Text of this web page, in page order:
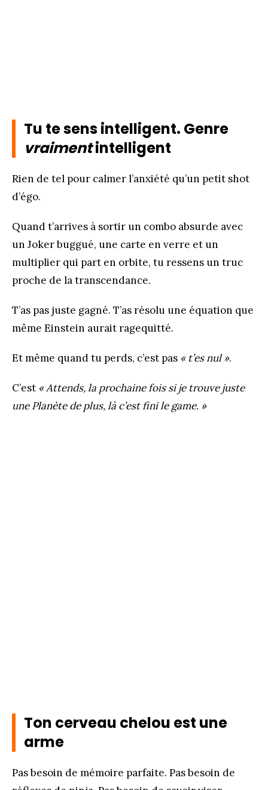
Tu te sens intelligent. Genre
vraimentintelligent
Rien de tel pour calmer l’anxiété qu’un petit shot
d’égo.
Quand t’arrives à sortir un combo absurde avec
un Joker buggué, une carte en verre et un
multiplier qui part en orbite, tu ressens un truc
proche de la transcendance.
T’as pas juste gagné. T’as résolu une équation que
même Einstein aurait ragequitté.
Et même quand tu perds, c’est pas « t’es nul ».
C’est « Attends, la prochaine fois si je trouve juste
une Planète de plus, là c’est fini le game. »
Ton cerveau chelou est une
arme
Pas besoin de mémoire parfaite. Pas besoin de